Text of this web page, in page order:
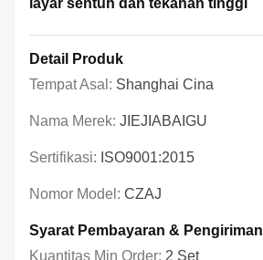
layar sentuh dan tekanan tinggi
Detail Produk
Tempat Asal: Shanghai Cina
Nama Merek: JIEJIABAIGU
Sertifikasi: ISO9001:2015
Nomor Model: CZAJ
Syarat Pembayaran & Pengiriman
Kuantitas Min Order: 2 Set